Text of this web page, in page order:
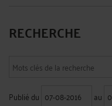
RECHERCHE
Publié du au